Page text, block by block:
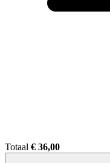
Totaal € 36,00